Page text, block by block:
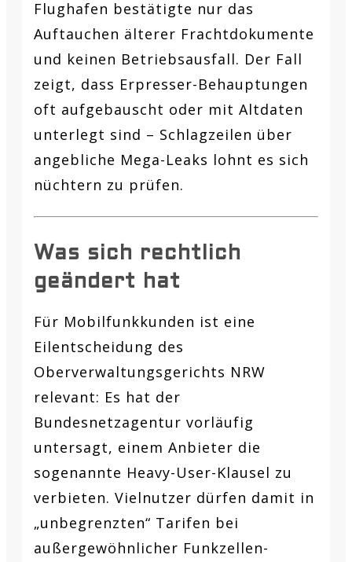
Flughafen bestätigte nur das
Auftauchen älterer Frachtdokumente
und keinen Betriebsausfall. Der Fall
zeigt, dass Erpresser-Behauptungen
oft aufgebauscht oder mit Altdaten
unterlegt sind – Schlagzeilen über
angebliche Mega-Leaks lohnt es sich
nüchtern zu prüfen.
Was sich rechtlich
geändert hat
Für Mobilfunkkunden ist eine
Eilentscheidung des
Oberverwaltungsgerichts NRW
relevant: Es hat der
Bundesnetzagentur vorläufig
untersagt, einem Anbieter die
sogenannte Heavy-User-Klausel zu
verbieten. Vielnutzer dürfen damit in
„unbegrenzten“ Tarifen bei
außergewöhnlicher Funkzellen-